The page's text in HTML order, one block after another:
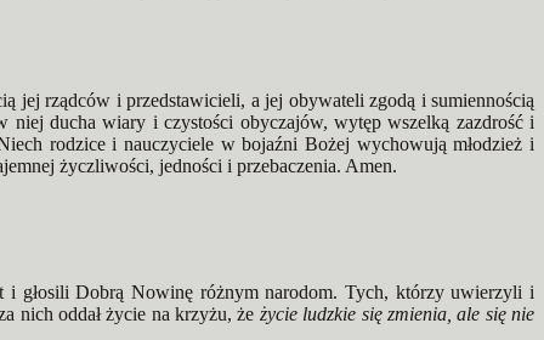
jej rządców i przedstawicieli, a jej obywateli zgodą i sumiennością
ducha wiary i czystości obyczajów, wytęp wszelką zazdrość i
rodzice i nauczyciele w bojaźni Bożej wychowują młodzież i
życzliwości, jedności i przebaczenia. Amen.
i głosili Dobrą Nowinę różnym narodom. Tych, którzy uwierzyli i
nich oddał życie na krzyżu, że życie ludzkie się zmienia, ale się nie